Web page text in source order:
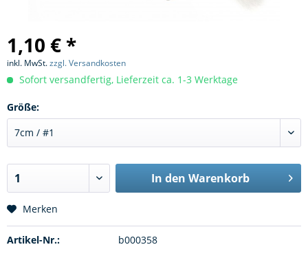
1,10 € *
inkl. MwSt.zzgl. Versandkosten
Sofort versandfertig, Lieferzeit ca. 1-3 Werktage
Größe:
In den Warenkorb
Merken
Artikel-Nr.: b000358